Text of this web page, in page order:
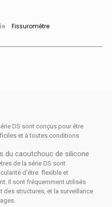
DS sont conçus pour être
et à toutes conditions
du caoutchouc de silicone
de la série DS sont
d’être flexible et
Il sont fréquemment utilisés
des structures, et la surveillance
Fissuromètre